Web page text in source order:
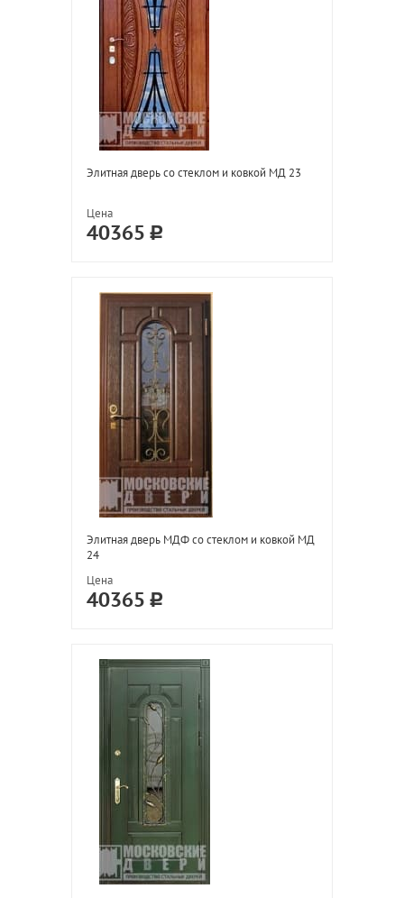
Элитная дверь со стеклом и ковкой МД 23
Цена
40365
Элитная дверь МДФ со стеклом и ковкой МД
24
Цена
40365